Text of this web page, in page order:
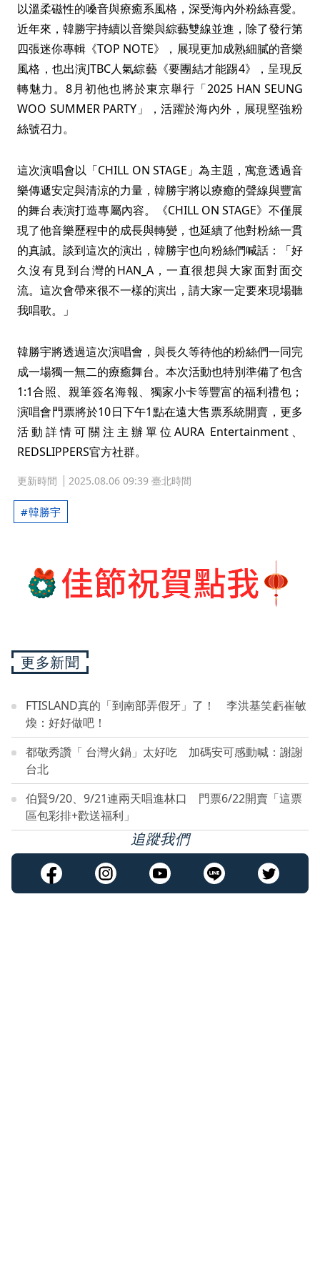
以溫柔磁性的嗓音與療癒系風格，深受海內外粉絲喜愛。
近年來，韓勝宇持續以音樂與綜藝雙線並進，除了發行第
四張迷你專輯《TOP NOTE》，展現更加成熟細膩的音樂
風格，也出演JTBC人氣綜藝《要團結才能踢4》，呈現反
轉魅力。8月初他也將於東京舉行「2025 HAN SEUNG
WOO SUMMER PARTY」，活躍於海內外，展現堅強粉
絲號召力。
這次演唱會以「CHILL ON STAGE」為主題，寓意透過音
樂傳遞安定與清涼的力量，韓勝宇將以療癒的聲線與豐富
的舞台表演打造專屬內容。《CHILL ON STAGE》不僅展
現了他音樂歷程中的成長與轉變，也延續了他對粉絲一貫
的真誠。談到這次的演出，韓勝宇也向粉絲們喊話：「好
久沒有見到台灣的HAN_A，一直很想與大家面對面交
流。這次會帶來很不一樣的演出，請大家一定要來現場聽
我唱歌。」
韓勝宇將透過這次演唱會，與長久等待他的粉絲們一同完
成一場獨一無二的療癒舞台。本次活動也特別準備了包含
1:1合照、親筆簽名海報、獨家小卡等豐富的福利禮包；
演唱會門票將於10日下午1點在遠大售票系統開賣，更多
活動詳情可關注主辦單位AURA Entertainment、
REDSLIPPERS官方社群。
更新時間 2025.08.06 09:39 臺北時間
韓勝宇
更多新聞
FTISLAND真的「到南部弄假牙」了！ 李洪基笑虧崔敏
煥：好好做吧！
都敬秀讚「 台灣火鍋」太好吃 加碼安可感動喊：謝謝
台北
伯賢9/20、9/21連兩天唱進林口 門票6/22開賣「這票
區包彩排+歡送福利」
追蹤我們